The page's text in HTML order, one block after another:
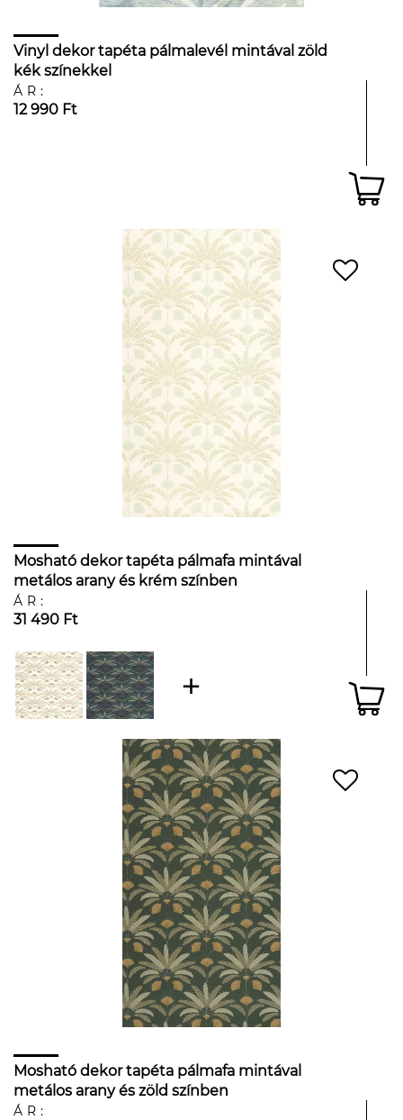
Vinyl dekor tapéta pálmalevél mintával zöld
kék színekkel
ÁR:
12 990 Ft
Mosható dekor tapéta pálmafa mintával
metálos arany és krém színben
ÁR:
31 490 Ft
Mosható dekor tapéta pálmafa mintával
metálos arany és zöld színben
ÁR: